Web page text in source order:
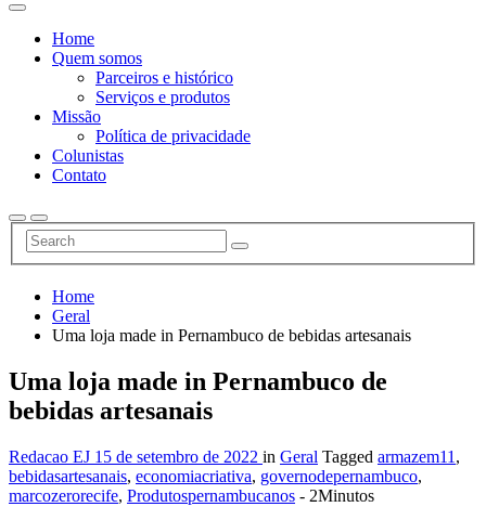
Home
Quem somos
Parceiros e histórico
Serviços e produtos
Missão
Política de privacidade
Colunistas
Contato
Home
Geral
Uma loja made in Pernambuco de bebidas artesanais
Uma loja made in Pernambuco de
bebidas artesanais
Redacao EJ 15 de setembro de 2022 in Geral Tagged armazem11 ,
bebidasartesanais, economiacriativa, governodepernambuco,
marcozerorecife, Produtospernambucanos - 2Minutos